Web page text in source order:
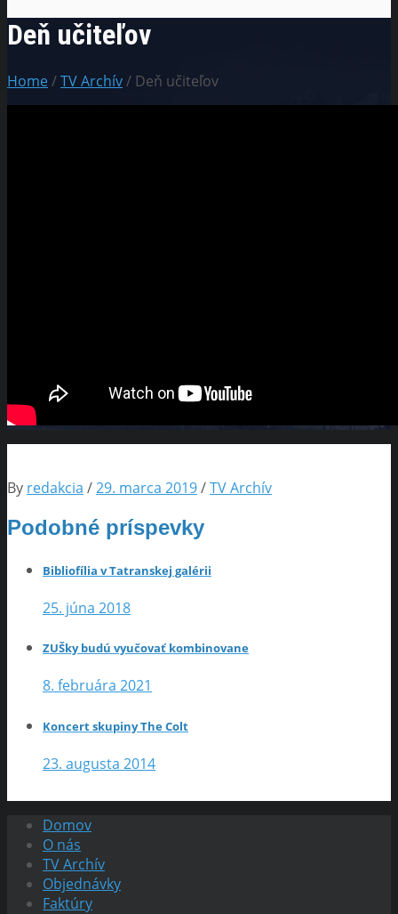
Deň učiteľov
Home/TV Archív/ Deň učiteľov
By redakcia /29. marca 2019/TV Archív
Podobné príspevky
Bibliofília v Tatranskej galérii
25. júna 2018
ZUŠky budú vyučovať kombinovane
8. februára 2021
Koncert skupiny The Colt
23. augusta 2014
Domov
O nás
TV Archív
Objednávky
Faktúry